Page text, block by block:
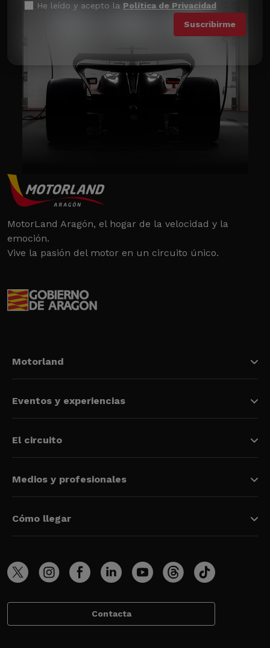
He leído y acepto la Política de Privacidad
MotorLand Aragón, el hogar de la velocidad y la
emoción.
Vive la pasión del motor en un circuito único.
Motorland
Eventos y experiencias
El circuito
Medios y profesionales
Cómo llegar
Contacta